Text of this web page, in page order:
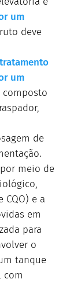
um
deve
tratamento
um
composto
de
meio de
CQO) e a
em
para
o
tanque
com